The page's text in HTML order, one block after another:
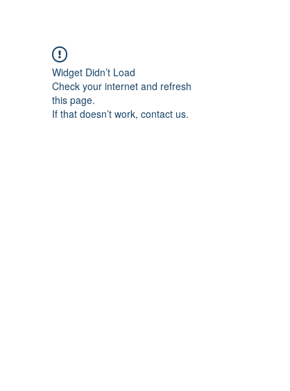
Widget Didn’t Load
Check your internet and refresh
this page.
If that doesn’t work, contact us.